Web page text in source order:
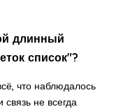
длинный
список"?
что наблюдалось
не всегда